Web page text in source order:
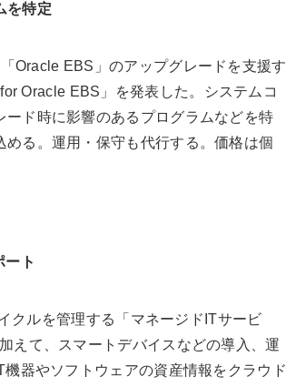
を特定
Oracle EBS」のアップグレードを支援す
Oracle EBS」を発表した。システムコ
ド時に影響のあるプログラムなどを特
る。運用・保守も代行する。価格は個
ート
クルを管理する「マネージドITサービ
えて、スマートデバイスなどの導入、運
器やソフトウェアの資産情報をクラウド